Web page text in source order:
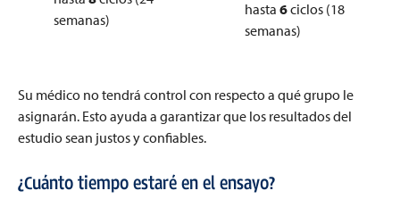
semanas)
hasta 6ciclos (18
semanas)
Su médico no tendrá control con respecto a qué grupo le
asignarán. Esto ayuda a garantizar que los resultados del
estudio sean justos y confiables.
¿Cuánto tiempo estaré en el ensayo?